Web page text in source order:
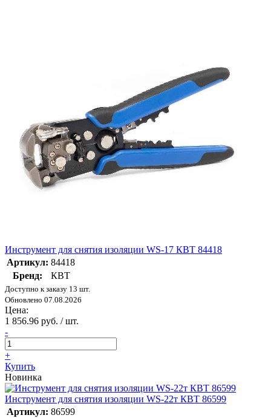
Инструмент для снятия изоляции WS-17 КВТ 84418
Артикул: 84418
Бренд:
КВТ
Доступно к заказу 13 шт.
Обновлено 07.08.2026
Цена:
1 856.96 руб. / шт.
-
+
Купить
Новинка
Инструмент для снятия изоляции WS-22т КВТ 86599
Артикул: 86599